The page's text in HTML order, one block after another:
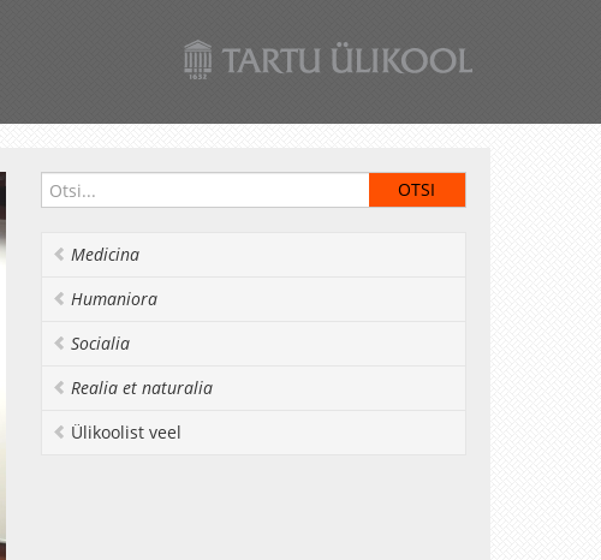
Medicina
Humaniora
Socialia
Realia et naturalia
Ülikoolist veel